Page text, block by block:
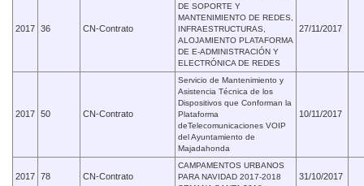
2017 36 CN-Contrato
DE SOPORTE Y
MANTENIMIENTO DE REDES,
INFRAESTRUCTURAS,
ALOJAMIENTO PLATAFORMA
DE E-ADMINISTRACIÓN Y
ELECTRÓNICA DE REDES
27/11/2017
2017 50 CN-Contrato
Servicio de Mantenimiento y
Asistencia Técnica de los
Dispositivos que Conforman la
Plataforma
deTelecomunicaciones VOIP
del Ayuntamiento de
Majadahonda
10/11/2017
2017 78 CN-Contrato
CAMPAMENTOS URBANOS
PARA NAVIDAD 2017-2018
31/10/2017